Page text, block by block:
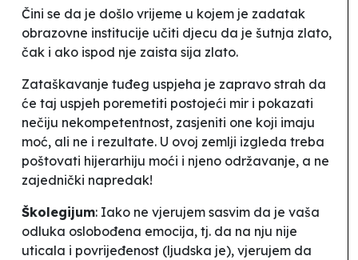
Čini se da je došlo vrijeme u kojem je zadatak
obrazovne institucije učiti djecu da je šutnja zlato,
čak i ako ispod nje zaista sija zlato.
Zataškavanje tuđeg uspjeha je zapravo strah da
će taj uspjeh poremetiti postojeći mir i pokazati
nečiju nekompetentnost, zasjeniti one koji imaju
moć, ali ne i rezultate. U ovoj zemlji izgleda treba
poštovati hijerarhiju moći i njeno održavanje, a ne
zajednički napredak!
Školegijum: Iako ne vjerujem sasvim da je vaša
odluka oslobođena emocija, tj. da na nju nije
uticala i povrijeđenost (ljudska je), vjerujem da